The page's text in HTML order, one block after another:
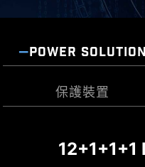
慧的即時優化。 MSI
鬆訂義並管理電腦設
POWER SOLUTION
保護裝置
12+1+1+1
支援
瞬態電壓